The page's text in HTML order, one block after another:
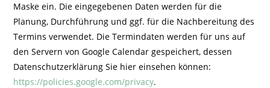
Maske ein. Die eingegebenen Daten werden für die
Planung, Durchführung und ggf. für die Nachbereitung des
Termins verwendet. Die Termindaten werden für uns auf
den Servern von Google Calendar gespeichert, dessen
Datenschutzerklärung Sie hier einsehen können:
https://policies.google.com/privacy.